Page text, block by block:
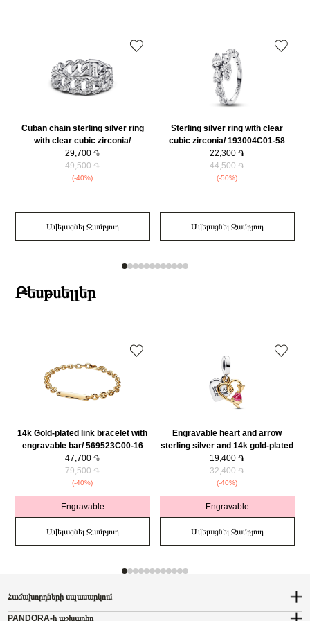
Cuban chain sterling silver ring
with clear cubic zirconia/
193557C01-56
29,700 ֏
49,500 ֏
(-40%)
Ավելացնել Զամբյուղ
Sterling silver ring with clear
cubic zirconia/ 193004C01-58
22,300 ֏
44,500 ֏
(-50%)
Ավելացնել Զամբյուղ
Բեսթսելլեր
14k Gold-plated link bracelet with
engravable bar/ 569523C00-16
47,700 ֏
79,500 ֏
(-40%)
Engravable
Ավելացնել Զամբյուղ
Engravable heart and arrow
sterling silver and 14k gold-plated
double dangle with red cubic
zirconia/ 763622C01
19,400 ֏
32,400 ֏
(-40%)
Engravable
Ավելացնել Զամբյուղ
Հաճախորդների սպասարկում
PANDORA-ի աշխարհը